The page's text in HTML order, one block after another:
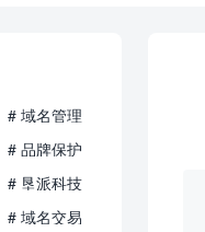
# 域名管理
# 品牌保护
# 垦派科技
# 域名交易